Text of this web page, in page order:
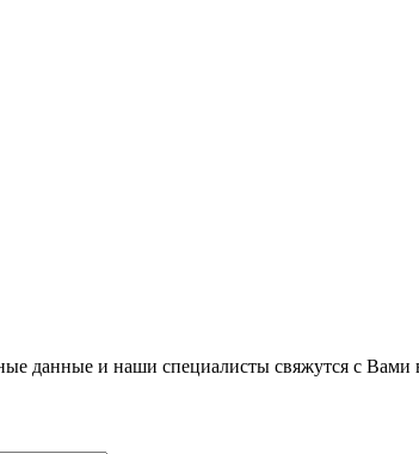
данные и наши специалисты свяжутся с